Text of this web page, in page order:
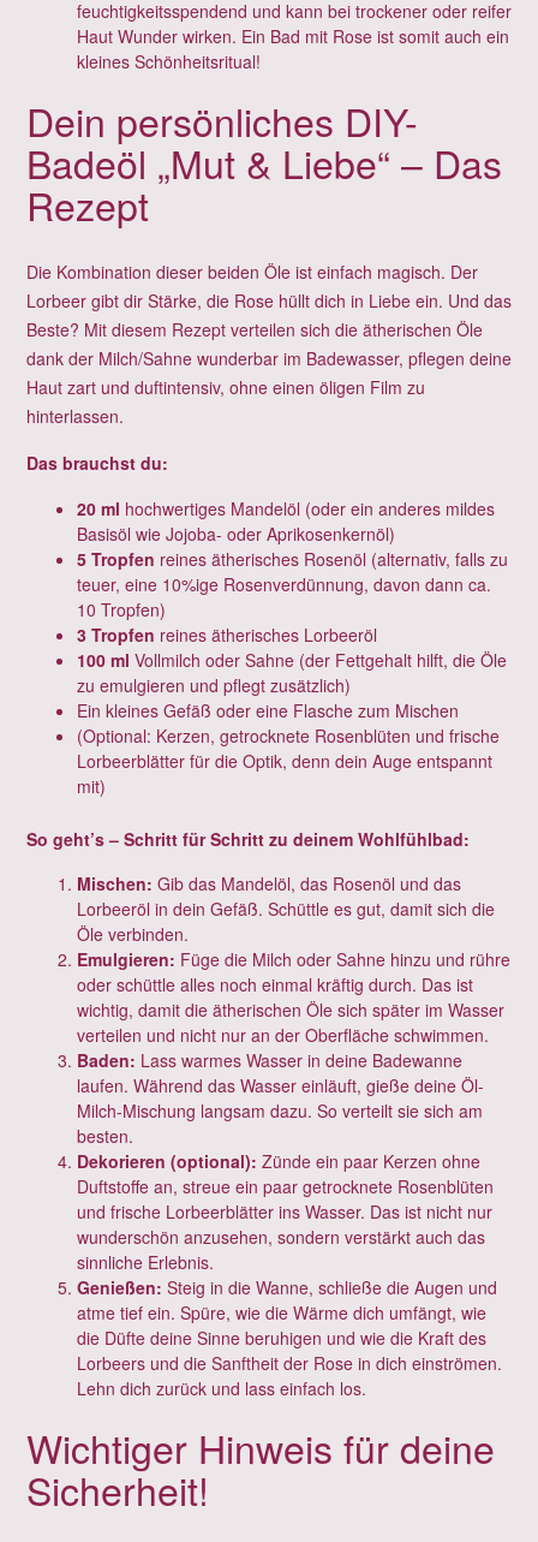
feuchtigkeitsspendend und kann bei trockener oder reifer
Haut Wunder wirken. Ein Bad mit Rose ist somit auch ein
kleines Schönheitsritual!
Dein persönliches DIY-
Badeöl „Mut & Liebe“ – Das
Rezept
Die Kombination dieser beiden Öle ist einfach magisch. Der
Lorbeer gibt dir Stärke, die Rose hüllt dich in Liebe ein. Und das
Beste? Mit diesem Rezept verteilen sich die ätherischen Öle
dank der Milch/Sahne wunderbar im Badewasser, pflegen deine
Haut zart und duftintensiv, ohne einen öligen Film zu
hinterlassen.
Das brauchst du:
20 ml hochwertiges Mandelöl (oder ein anderes mildes
Basisöl wie Jojoba- oder Aprikosenkernöl)
5 Tropfen reines ätherisches Rosenöl (alternativ, falls zu
teuer, eine 10%ige Rosenverdünnung, davon dann ca.
10 Tropfen)
3 Tropfen reines ätherisches Lorbeeröl
100 ml Vollmilch oder Sahne (der Fettgehalt hilft, die Öle
zu emulgieren und pflegt zusätzlich)
Ein kleines Gefäß oder eine Flasche zum Mischen
(Optional: Kerzen, getrocknete Rosenblüten und frische
Lorbeerblätter für die Optik, denn dein Auge entspannt
mit)
So geht’s – Schritt für Schritt zu deinem Wohlfühlbad:
Mischen: Gib das Mandelöl, das Rosenöl und das
Lorbeeröl in dein Gefäß. Schüttle es gut, damit sich die
Öle verbinden.
Emulgieren: Füge die Milch oder Sahne hinzu und rühre
oder schüttle alles noch einmal kräftig durch. Das ist
wichtig, damit die ätherischen Öle sich später im Wasser
verteilen und nicht nur an der Oberfläche schwimmen.
Baden: Lass warmes Wasser in deine Badewanne
laufen. Während das Wasser einläuft, gieße deine Öl-
Milch-Mischung langsam dazu. So verteilt sie sich am
besten.
Dekorieren (optional): Zünde ein paar Kerzen ohne
Duftstoffe an, streue ein paar getrocknete Rosenblüten
und frische Lorbeerblätter ins Wasser. Das ist nicht nur
wunderschön anzusehen, sondern verstärkt auch das
sinnliche Erlebnis.
Genießen: Steig in die Wanne, schließe die Augen und
atme tief ein. Spüre, wie die Wärme dich umfängt, wie
die Düfte deine Sinne beruhigen und wie die Kraft des
Lorbeers und die Sanftheit der Rose in dich einströmen.
Lehn dich zurück und lass einfach los.
Wichtiger Hinweis für deine
Sicherheit!